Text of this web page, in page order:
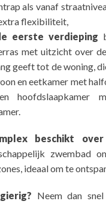
als vanaf
flexibiliteit,
eerste verdieping
met uitzicht over
geeft tot de woning,
en eetkamer met
hoofdslaapkamer
beschikt over
zwembad
ideaal om te
Neem dan